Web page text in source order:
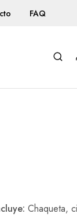
FAQ
Chaqueta,